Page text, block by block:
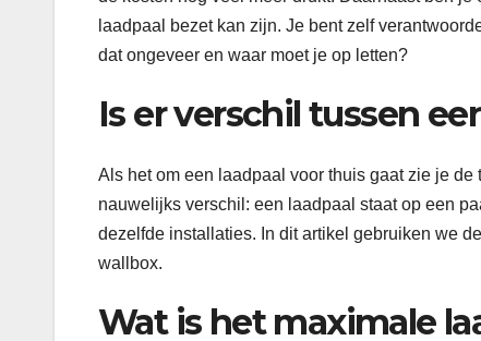
laadpaal bezet kan zijn. Je bent zelf
dat ongeveer en waar moet je op letten?
Is er verschil tussen
Als het om een laadpaal voor thuis gaat zie je
nauwelijks verschil: een laadpaal staat op een
dezelfde installaties. In dit artikel gebruiken we
wallbox.
Wat is het maximale